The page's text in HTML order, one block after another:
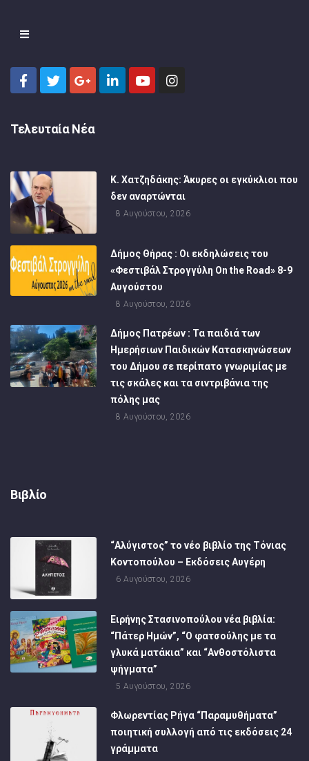
Τελευταία Νέα
Κ. Χατζηδάκης: Άκυρες οι εγκύκλιοι που
δεν αναρτώνται
8 Αυγούστου, 2026
Δήμος Θήρας : Οι εκδηλώσεις του
«Φεστιβάλ Στρογγύλη On the Road» 8-9
Αυγούστου
8 Αυγούστου, 2026
Δήμος Πατρέων : Τα παιδιά των
Ημερήσιων Παιδικών Κατασκηνώσεων
του Δήμου σε περίπατο γνωριμίας με
τις σκάλες και τα σιντριβάνια της
πόλης μας
8 Αυγούστου, 2026
Βιβλίο
“Αλύγιστος” το νέο βιβλίο της Τόνιας
Κοντοπούλου – Εκδόσεις Αυγέρη
6 Αυγούστου, 2026
Ειρήνης Στασινοπούλου νέα βιβλία:
“Πάτερ Ημών”, “Ο φατσούλης με τα
γλυκά ματάκια” και “Ανθοστόλιστα
ψήγματα”
5 Αυγούστου, 2026
Φλωρεντίας Ρήγα “Παραμυθήματα”
ποιητική συλλογή από τις εκδόσεις 24
γράμματα